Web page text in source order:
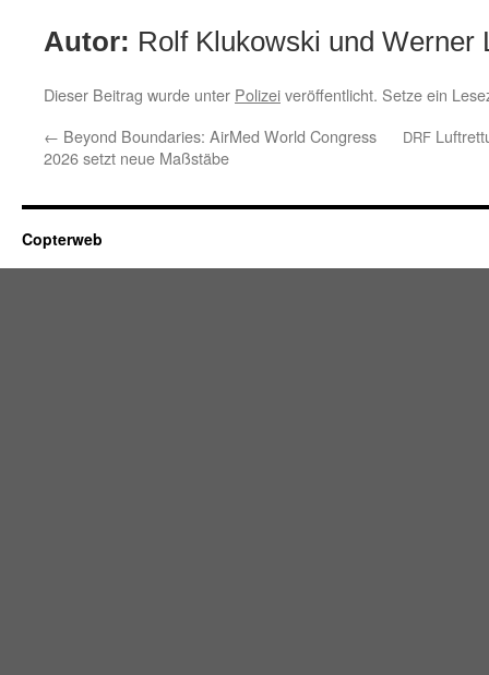
Autor: Rolf Klukowski und Werner
Dieser Beitrag wurde unter Polizeiveröffentlicht. Setze ein
← Beyond Boundaries: AirMed World Congress
2026 setzt neue Maßstäbe
DRF
Copterweb